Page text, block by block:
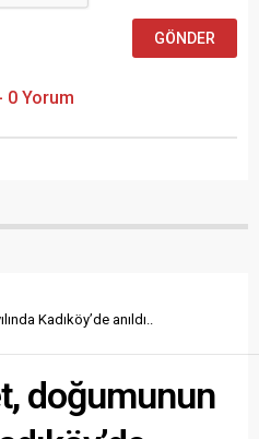
0 Yorum
Kadıköy’de anıldı..
doğumunun